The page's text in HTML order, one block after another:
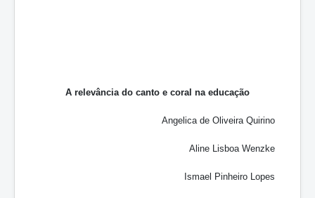
A relevância do canto e coral na educação
Angelica de Oliveira Quirino
Aline Lisboa Wenzke
Ismael Pinheiro Lopes